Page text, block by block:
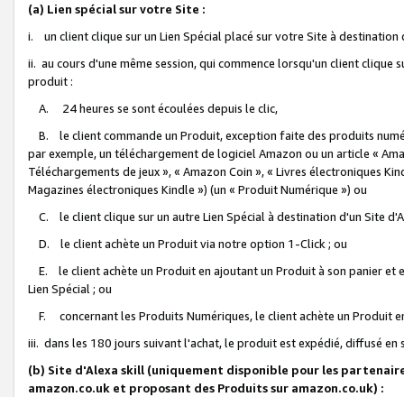
(a) Lien spécial sur votre Site :
i. un client clique sur un Lien Spécial placé sur votre Site à destination
ii. au cours d'une même session, qui commence lorsqu'un client
produit :
A. 24 heures se sont écoulées depuis le clic,
B. le client commande un Produit, exception faite des produits
par exemple, un téléchargement de logiciel Amazon ou un article «
Téléchargements de jeux », « Amazon Coin », « Livres électroniques
Magazines électroniques Kindle ») (un « Produit Numérique ») ou
C. le client clique sur un autre Lien Spécial à destination d'un Site
D. le client achète un Produit via notre option 1-Click ; ou
E. le client achète un Produit en ajoutant un Produit à son panier et
Lien Spécial ; ou
F. concernant les Produits Numériques, le client achète un Produit
iii. dans les 180 jours suivant l'achat, le produit est expédié, diffusé
(b) Site d'Alexa skill (uniquement disponible pour les
amazon.co.uk et proposant des Produits sur amazon.co.uk) :